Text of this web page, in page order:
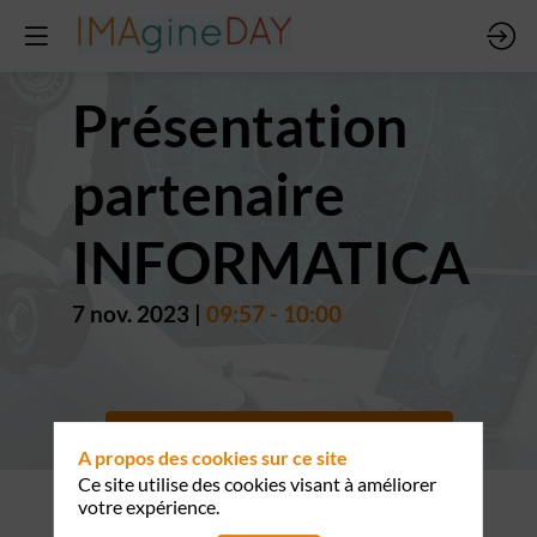
Présentation
partenaire
INFORMATICA
7 nov. 2023 09:57 - 10:00
Data Mesh, Cloud Data Platform, SI Data
A propos des cookies sur ce site
Ce site utilise des cookies visant à améliorer
votre expérience.